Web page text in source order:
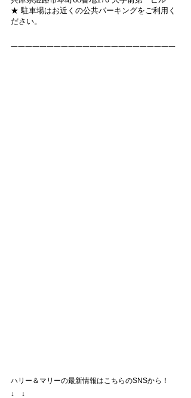
★ 駐車場はお近くの公共パーキングをご利用く
ださい。
一一一一一一一一一一一一一一一一一一一一一一一
ハリー＆マリーの最新情報はこちらのSNSから！
↓　↓